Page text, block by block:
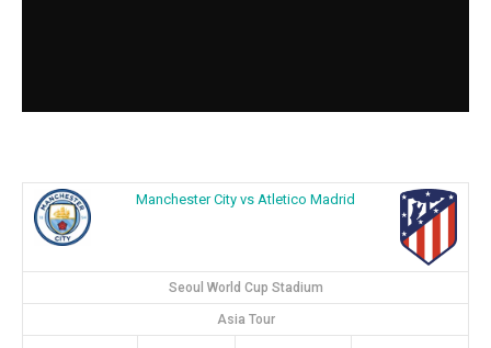
Manchester City vs Atletico Madrid
Seoul World Cup Stadium
Asia Tour